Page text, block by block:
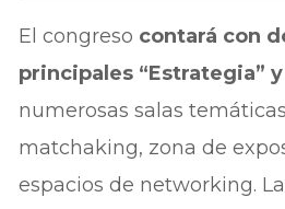
El congreso contará con
principales “Estrategia”
numerosas salas
matchaking, zona de
espacios de networking.